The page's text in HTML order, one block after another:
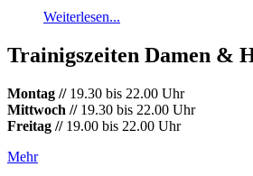
Weiterlesen...
Trainigszeiten Damen &
Montag //19.30 bis 22.00 Uhr
Mittwoch //19.30 bis 22.00 Uhr
Freitag // 19.00 bis 22.00 Uhr
Mehr